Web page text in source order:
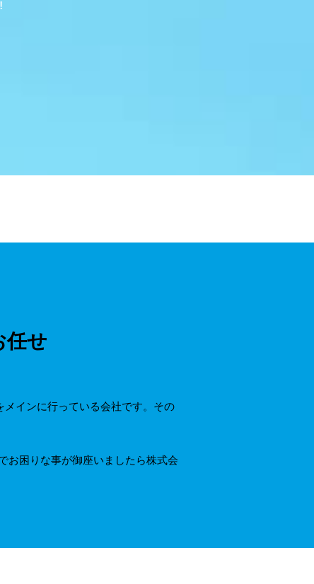
任せ
インに行っている会社です。その
お困りな事が御座いましたら株式会